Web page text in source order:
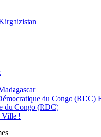
du Congo (RDC)
du Congo (RDC)
Ville !